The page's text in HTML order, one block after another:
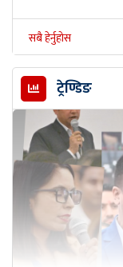
सबै हेर्नुहोस
ट्रेण्डिङ